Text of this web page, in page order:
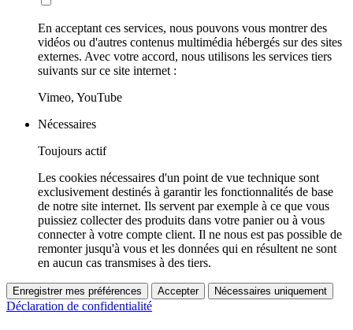
En acceptant ces services, nous pouvons vous montrer des
vidéos ou d'autres contenus multimédia hébergés sur des sites
externes. Avec votre accord, nous utilisons les services tiers
suivants sur ce site internet :
Vimeo, YouTube
Nécessaires
Toujours actif
Les cookies nécessaires d'un point de vue technique sont
exclusivement destinés à garantir les fonctionnalités de base
de notre site internet. Ils servent par exemple à ce que vous
puissiez collecter des produits dans votre panier ou à vous
connecter à votre compte client. Il ne nous est pas possible de
remonter jusqu'à vous et les données qui en résultent ne sont
en aucun cas transmises à des tiers.
Enregistrer mes préférences Accepter Nécessaires uniquement
Déclaration de confidentialité